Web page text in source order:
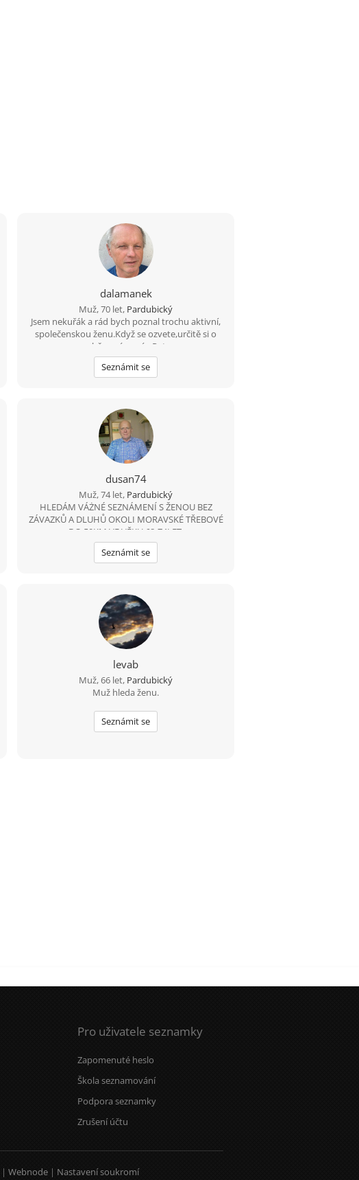
dalamanek
Muž, 70 let, Pardubický
Jsem nekuřák a rád bych poznal trochu aktivní,
společenskou ženu.Když se ozvete,určitě si o
sobě povíme víc. Petr
Seznámit se
dusan74
Muž, 74 let, Pardubický
HLEDÁM VÁŻNÉ SEZNÁMENÍ S ŽENOU BEZ
ZÁVAZKŮ A DLUHŮ OKOLI MORAVSKÉ TŘEBOVÉ
DO 50KM VE VĚKU 68-74LET.
Seznámit se
levab
Muž, 66 let, Pardubický
Muž hleda ženu.
Seznámit se
Pro uživatele seznamky
Zapomenuté heslo
Škola seznamování
Podpora seznamky
Zrušení účtu
| Webnode | Nastavení soukromí